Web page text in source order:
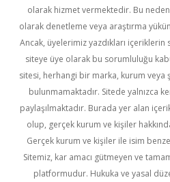
olarak hizmet vermektedir. Bu
olarak denetleme veya araştırma
Ancak, üyelerimiz yazdıkları
siteye üye olarak bu sorumluluğu
sitesi, herhangi bir marka, kurum veya
bulunmamaktadır. Sitede yalnızca
paylaşılmaktadır. Burada yer alan
olup, gerçek kurum ve kişiler
Gerçek kurum ve kişiler ile isim
Sitemiz, kar amacı gütmeyen ve
platformudur. Hukuka ve yasal